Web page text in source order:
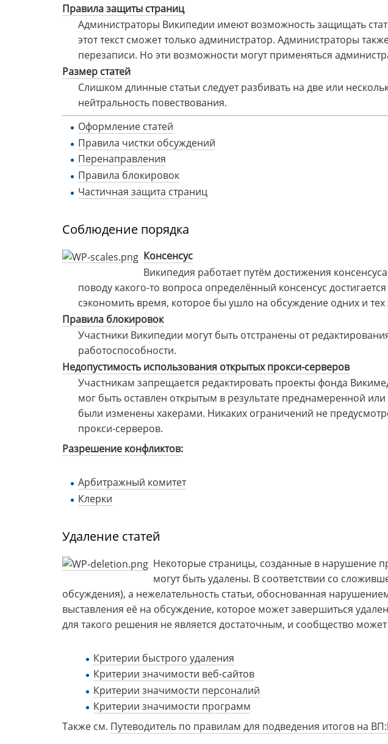
Правила защиты страниц
Администраторы Википедии имеют возможность защищать
этот текст сможет только администратор. Администраторы
перезаписи. Но эти возможности могут применяться
Размер статей
Слишком длинные статьи следует разбивать на две или
нейтральность повествования.
Оформление статей
Правила чистки обсуждений
Перенаправления
Правила блокировок
Частичная защита страниц
Соблюдение порядка
Консенсус
Википедия работает путём достижения
поводу какого-то вопроса определённый консенсус
сэкономить время, которое бы ушло на обсуждение одних и
Правила блокировок
Участники Википедии могут быть отстранены от
работоспособности.
Недопустимость использования открытых прокси-серверов
Участникам запрещается редактировать проекты фонда
мог быть оставлен открытым в результате преднамеренной
были изменены хакерами. Никаких ограничений не
прокси-серверов.
Разрешение конфликтов:
Арбитражный комитет
Клерки
Удаление статей
Некоторые страницы, созданные в нарушение
могут быть удалены. В соответствии со
обсуждения), а нежелательность статьи, обоснованная
выставления её на обсуждение, которое может завершиться
для такого решения не является достаточным, и сообщество
Критерии быстрого удаления
Критерии значимости веб-сайтов
Критерии значимости персоналий
Критерии значимости программ
Также см. Путеводитель по правилам для подведения итогов на